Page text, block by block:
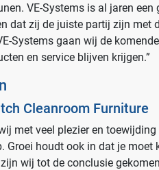
VE-Systems is al jaren
dat zij de juiste partij zijn met
Systems gaan wij de
en service blijven krijgen.”
Cleanroom Furniture
met veel plezier en
Groei houdt ook in dat je moet
wij tot de conclusie